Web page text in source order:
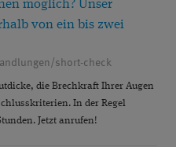
KARRIERE
KINDER
möglich? Unser
von ein bis zwei
short-check
die Brechkraft Ihrer Augen
In der Regel
Jetzt anrufen!